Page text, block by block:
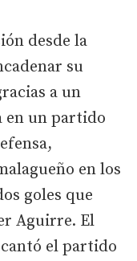
desde la
su
a un
en un partido
en los
goles que
Aguirre. El
el partido